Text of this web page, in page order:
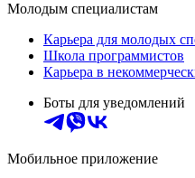
Молодым специалистам
Карьера для молодых
Школа программистов
Карьера в
Боты для уведомлений
Мобильное приложение